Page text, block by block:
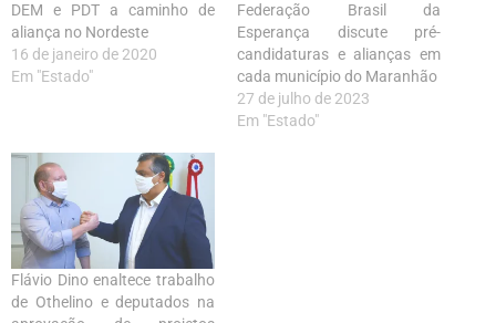
DEM e PDT a caminho de
aliança no Nordeste
16 de janeiro de 2020
Em "Estado"
Federação Brasil da
Esperança discute pré-
candidaturas e alianças em
cada município do Maranhão
27 de julho de 2023
Em "Estado"
Flávio Dino enaltece trabalho
de Othelino e deputados na